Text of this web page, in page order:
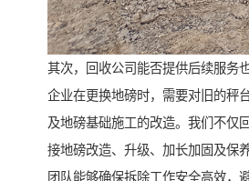
其次，回收公司能否提供后续服务
企业在更换地磅时，需要对旧的秤
及地磅基础施工的改造。我们不仅
接地磅改造、升级、加长加固及保
团队能够确保拆除工作安全高效，